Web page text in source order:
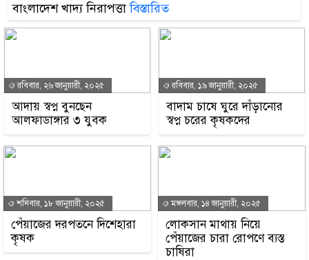
বাংলাদেশ খাদ্য নিরাপত্তাবিস্তারিত
রবিবার, ২৬ জানুয়ারী, ২০২৫
আদায় স্বপ্ন বুনছেন
আলফাডাঙ্গার ৩ যুবক
রবিবার, ১৯ জানুয়ারী, ২০২৫
বাদাম চাষে ঘুরে দাঁড়ানোর
স্বপ্ন চরের কৃষকদের
শনিবার, ১৮ জানুয়ারী, ২০২৫
পেঁয়াজের দরপতনে দিশেহারা
কৃষক
মঙ্গলবার, ১৪ জানুয়ারী, ২০২৫
লোকসান মাথায় নিয়ে
পেঁয়াজের চারা রোপণে ব্যস্ত
চাষিরা